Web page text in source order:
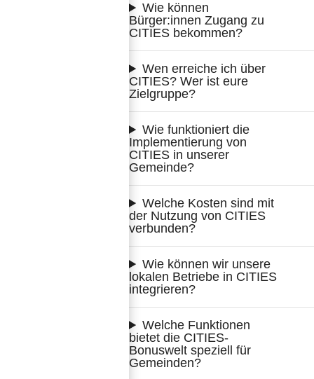
Wie können
Bürger:innen Zugang zu
CITIES bekommen?
Wen erreiche ich über
CITIES? Wer ist eure
Zielgruppe?
Wie funktioniert die
Implementierung von
CITIES in unserer
Gemeinde?
Welche Kosten sind mit
der Nutzung von CITIES
verbunden?
Wie können wir unsere
lokalen Betriebe in CITIES
integrieren?
Welche Funktionen
bietet die CITIES-
Bonuswelt speziell für
Gemeinden?